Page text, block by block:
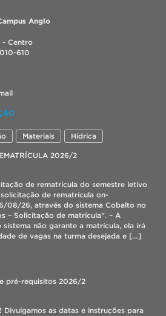
Anglo
- Centro
610
Materiais Hídrica
2026/2
de rematrícula do semestre letivo
de rematrícula on-
08/26, através do sistema Cobalto no
– Solicitação de matrícula”. – A
não garante a matrícula, ela irá
de vagas na turma desejada e […]
pré-requisitos 2026/2
Divulgamos as datas e instruções para